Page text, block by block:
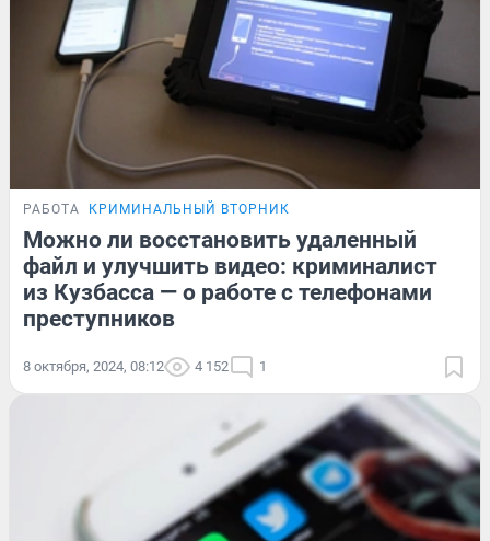
РАБОТА КРИМИНАЛЬНЫЙ ВТОРНИК
Можно ли восстановить удаленный
файл и улучшить видео: криминалист
из Кузбасса — о работе с телефонами
преступников
8 октября, 2024, 08:12 4 152 1